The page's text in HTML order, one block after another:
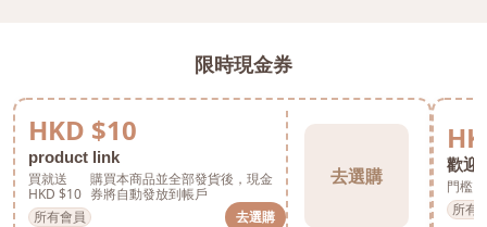
限時現金券
HKD $10
product link
買就送
HKD $10
購買本商品並全部發貨後，現金
券將自動發放到帳戶
所有會員
去選購
去選購
歡迎
門檻
所有